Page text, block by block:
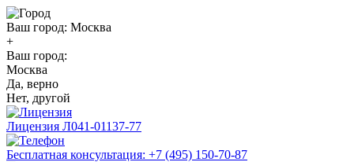
Ваш город: Москва
+
Ваш город:
Москва
Да, верно
Нет, другой
Лицензия Л041-01137-77
Бесплатная консультация: +7 (495) 150-70-87